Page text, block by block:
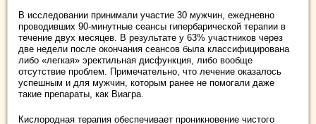
В исследовании принимали участие 30 мужчин, ежедневно
проводивших 90-минутные сеансы гипербарической терапии в
течение двух месяцев. В результате у 63% участников через
две недели после окончания сеансов была классифицирована
либо «легкая» эректильная дисфункция, либо вообще
отсутствие проблем. Примечательно, что лечение оказалось
успешным и для мужчин, которым ранее не помогали даже
такие препараты, как Виагра.
Кислородная терапия обеспечивает проникновение чистого